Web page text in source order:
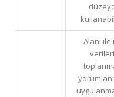
Alanı ile